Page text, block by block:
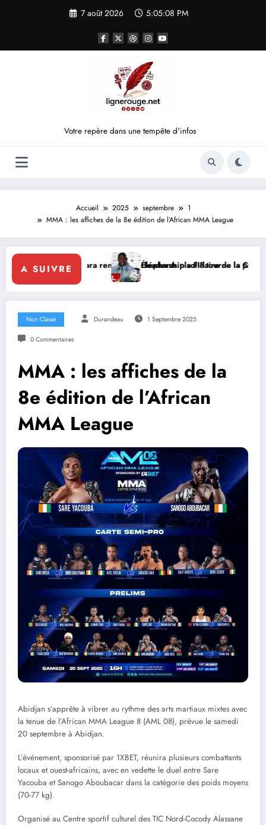
7 août 2026 5:05:08 PM
Votre repère dans une tempête d'infos
Accueil 2025 septembre
1
MMA : les affiches de la 8e édition de l’African MMA League
A SUIVRE
renforce le leadership solidaire de la Côte d’Ivoire en Afrique
Éléphants : la FIF tourne la page Emerse Faé
Non Classé Durandeau 1 Septembre 2025
0 Commentaires
MMA : les affiches de la
8e édition de l’African
MMA League
Abidjan s’apprête à vibrer au rythme des arts martiaux mixtes avec
la tenue de l’African MMA League 8 (AML 08), prévue le samedi
20 septembre à Abidjan.
L’événement, sponsorisé par 1XBET, réunira plusieurs combattants
locaux et ouest-africains, avec en vedette le duel entre Sare
Yacouba et Sanogo Aboubacar dans la catégorie des poids moyens
(70-77 kg).
Organisé au Centre sportif culturel des TIC Nord-Cocody Alassane